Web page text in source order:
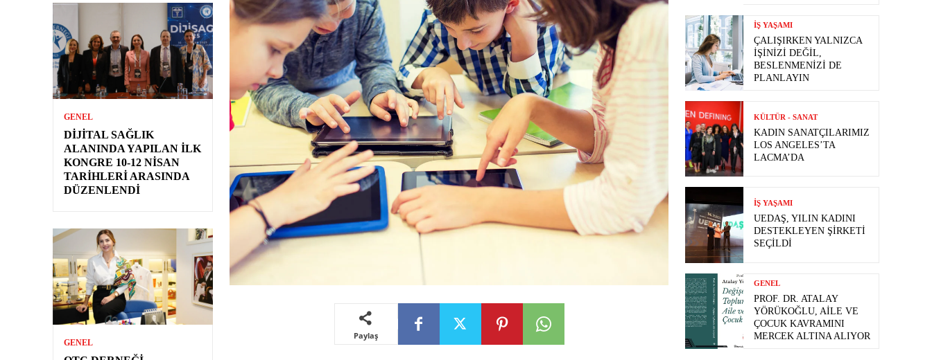
GENEL
DIJITAL SAĞLIK
ALANINDA YAPILAN İLK
KONGRE 10-12 NISAN
TARIHLERI ARASINDA
DÜZENLENDI
GENEL
Paylaş
İŞ YAŞAMI
ÇALIŞIRKEN YALNIZCA
İŞINIZI DEĞIL,
BESLENMENIZI DE
PLANLAYIN
KÜLTÜR - SANAT
KADIN SANATÇILARIMIZ
LOS ANGELES’TA
LACMA’DA
İŞ YAŞAMI
UEDAŞ, YILIN KADINI
DESTEKLEYEN ŞIRKETI
SEÇILDI
GENEL
PROF. DR. ATALAY
YÖRÜKOĞLU, AILE VE
ÇOCUK KAVRAMINI
MERCEK ALTINA ALIYOR